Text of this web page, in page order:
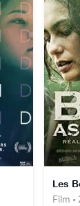
Les
Film